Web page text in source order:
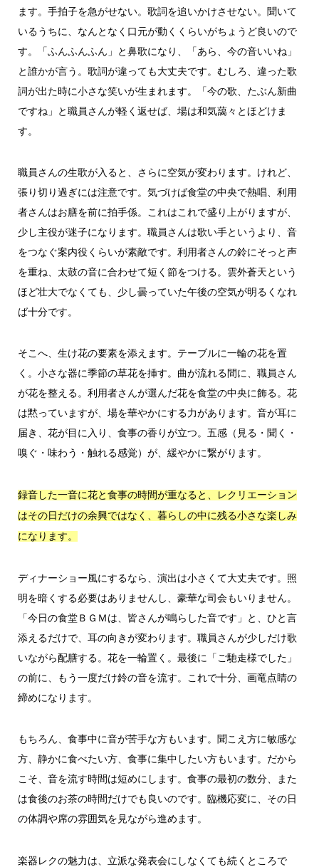
ます。手拍子を急がせない。歌詞を追いかけさせない。聞いて
いるうちに、なんとなく口元が動くくらいがちょうど良いので
す。「ふんふんふん」と鼻歌になり、「あら、今の音いいね」
と誰かが言う。歌詞が違っても大丈夫です。むしろ、違った歌
詞が出た時に小さな笑いが生まれます。「今の歌、たぶん新曲
ですね」と職員さんが軽く返せば、場は和気藹々とほどけま
す。
職員さんの生歌が入ると、さらに空気が変わります。けれど、
張り切り過ぎには注意です。気づけば食堂の中央で熱唱、利用
者さんはお膳を前に拍手係。これはこれで盛り上がりますが、
少し主役が迷子になります。職員さんは歌い手というより、音
をつなぐ案内役くらいが素敵です。利用者さんの鈴にそっと声
を重ね、太鼓の音に合わせて短く節をつける。雲外蒼天という
ほど壮大でなくても、少し曇っていた午後の空気が明るくなれ
ば十分です。
そこへ、生け花の要素を添えます。テーブルに一輪の花を置
く。小さな器に季節の草花を挿す。曲が流れる間に、職員さん
が花を整える。利用者さんが選んだ花を食堂の中央に飾る。花
は黙っていますが、場を華やかにする力があります。音が耳に
届き、花が目に入り、食事の香りが立つ。五感（見る・聞く・
嗅ぐ・味わう・触れる感覚）が、緩やかに繋がります。
録音した一音に花と食事の時間が重なると、レクリエーション
はその日だけの余興ではなく、暮らしの中に残る小さな楽しみ
になります。
ディナーショー風にするなら、演出は小さくて大丈夫です。照
明を暗くする必要はありませんし、豪華な司会もいりません。
「今日の食堂ＢＧＭは、皆さんが鳴らした音です」と、ひと言
添えるだけで、耳の向きが変わります。職員さんが少しだけ歌
いながら配膳する。花を一輪置く。最後に「ご馳走様でした」
の前に、もう一度だけ鈴の音を流す。これで十分、画竜点睛の
締めになります。
もちろん、食事中に音が苦手な方もいます。聞こえ方に敏感な
方、静かに食べたい方、食事に集中したい方もいます。だから
こそ、音を流す時間は短めにします。食事の最初の数分、また
は食後のお茶の時間だけでも良いのです。臨機応変に、その日
の体調や席の雰囲気を見ながら進めます。
楽器レクの魅力は、立派な発表会にしなくても続くところで